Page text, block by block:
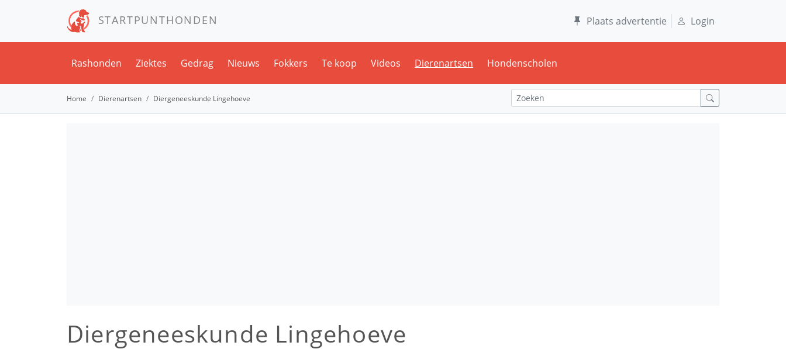
STARTPUNTHONDEN Plaats advertentie Login
Rashonden Ziektes Gedrag Nieuws Fokkers Te koop Videos Dierenartsen Hondenscholen
Home Dierenartsen Diergeneeskunde Lingehoeve
Diergeneeskunde Lingehoeve